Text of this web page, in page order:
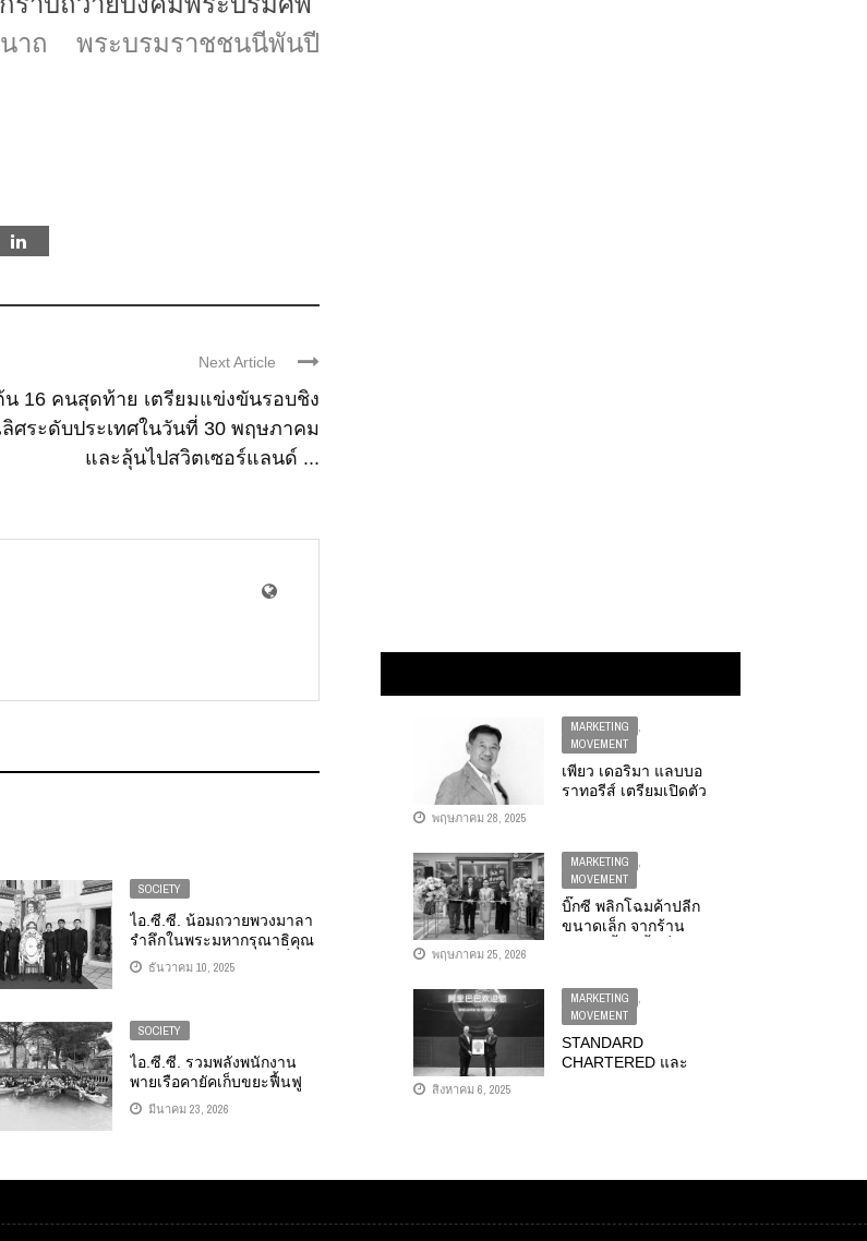
นาถ พระบรมราชชนนีพันปี
Next Article
น 16 คนสุดท้าย เตรียมแข่งขันรอบชิง
ลิศระดับประเทศในวันที่ 30 พฤษภาคม
และลุ้นไปสวิตเซอร์แลนด์ ...
SOCIETY
ไอ.ซี.ซี. น้อมถวายพวงมาลา
รำลึกในพระมหากรุณาธิคุณ
สมเด็จพระนางเจ้าสิริกิติ์
พระบรมราชินีนาถ พระบรม
ธันวาคม 10, 2025
SOCIETY
ไอ.ซี.ซี. รวมพลังพนักงาน
พายเรือคายัคเก็บขยะฟื้นฟู
คลองรอบวัดชลอ ลดก๊าซ
เรือนกระจกสู่สังคมคาร์บอน
มีนาคม 23, 2026
MARKETING
MOVEMENT
เพียว เดอริมา แลบบอ
ราทอรีส์ เตรียมเปิดตัว
COSMOPROF CBE
ASEAN 2025
พฤษภาคม 28, 2025
MARKETING
,
MOVEMENT
บิ๊กซี พลิกโฉมค้าปลีก
ขนาดเล็ก จากร้าน
“บิ๊กซี มินิ” โฉมใหม่
เสนานิคม 1 ดัน
TRAFFIC เติบโตกว่า
20%
พฤษภาคม 25, 2026
MARKETING
MOVEMENT
STANDARD
CHARTERED และ
รวมพลังพัฒนาและใช้
สิงหาคม 6, 2025